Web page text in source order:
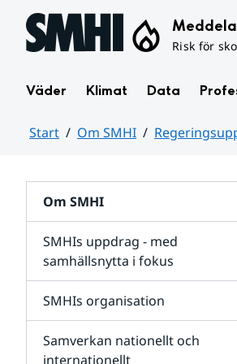
Hoppa till sidans innehåll
Risk för
Väder Klimat Data
Start Om SMHI
Om SMHI
SMHIs uppdrag - med
samhällsnytta i fokus
SMHIs organisation
Samverkan nationellt och
internationellt